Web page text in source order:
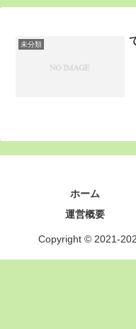
未分類
ホーム
運営概要
Copyright © 2021-